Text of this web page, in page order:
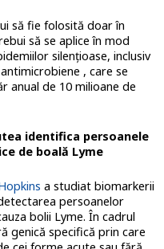
să fie folosită doar în
să se aplice în mod
silențioase, inclusiv
, care se
anual de 10 milioane de
identifica persoanele
de boală Lyme
a studiat biomarkerii
persoanelor
bolii Lyme. În cadrul
genică specifică prin care